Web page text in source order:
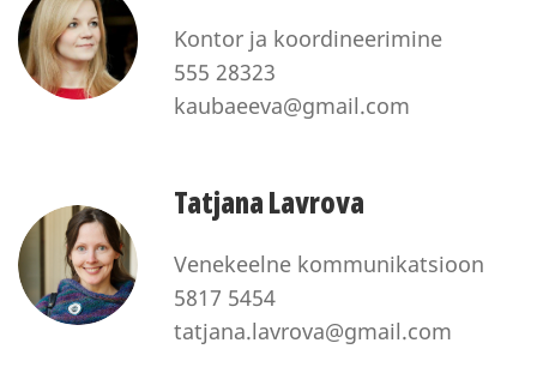
Kontor ja koordineerimine
555 28323
kaubaeeva@gmail.com
Tatjana Lavrova
Venekeelne kommunikatsioon
5817 5454
tatjana.lavrova@gmail.com